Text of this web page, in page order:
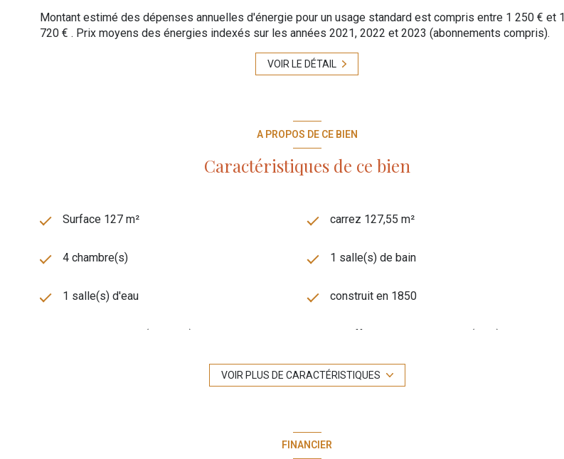
Montant estimé des dépenses annuelles d'énergie pour un usage standard est compris entre 1 250 € et 1
720 € . Prix moyens des énergies indexés sur les années 2021, 2022 et 2023 (abonnements compris).
VOIR LE DÉTAIL
A PROPOS DE CE BIEN
Caractéristiques de ce bien
Surface 127 m² carrez 127,55 m²
4 chambre(s) 1 salle(s) de bain
1 salle(s) d'eau construit en 1850
cuisine séparée (équipée) Chauffage individuel : poêle (bois)
3 côté(s) mitoyen(s)
VOIR PLUS DE CARACTÉRISTIQUES
FINANCIER